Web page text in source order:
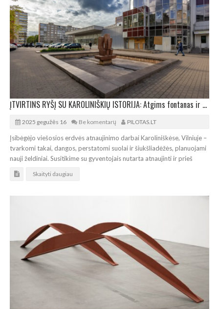
ĮTVIRTINS RYŠĮ SU KAROLINIŠKIŲ ISTORIJA: Atgims fontanas ir skulptūra „Pumpuras“
2025 gegužės 16 Be komentarų PILOTAS.LT
Įsibėgėjo viešosios erdvės atnaujinimo darbai Karoliniškėse, Vilniuje –
tvarkomi takai, dangos, perstatomi suolai ir šiukšliadėžės, planuojami
nauji želdiniai. Susitikime su gyventojais nutarta atnaujinti ir prieš
Skaityti daugiau